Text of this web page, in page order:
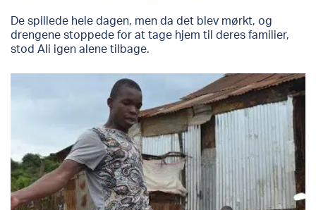
De spillede hele dagen, men da det blev mørkt, og
drengene stoppede for at tage hjem til deres familier,
stod Ali igen alene tilbage.